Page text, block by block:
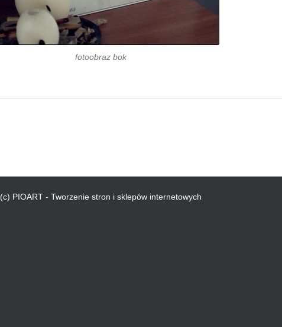
fotoobraz bok
(c) PIOART - Tworzenie stron i sklepów internetowych